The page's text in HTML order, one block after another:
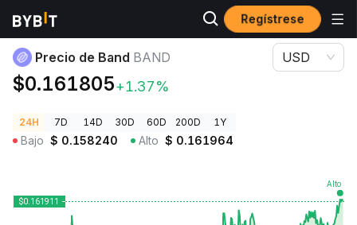
Regístrese
Precios de Criptomonedas Precio de Band BAND
Precio de Band BAND
$0.161805+1.37%
USD
24H 7D 14D 30D 60D 200D 1Y
Bajo $ 0.158240 Alto $ 0.161964